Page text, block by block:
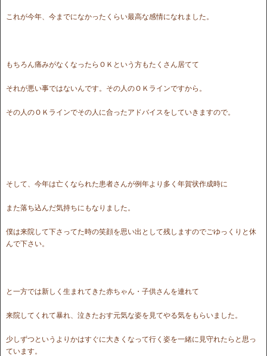
これが今年、今までになかったくらい最高な感情になれました。
もちろん痛みがなくなったらＯＫという方もたくさん居てて
それが悪い事ではないんです。その人のＯＫラインですから。
その人のＯＫラインでその人に合ったアドバイスをしていきますので。
そして、今年は亡くなられた患者さんが例年より多く年賀状作成時に
また落ち込んだ気持ちにもなりました。
僕は来院して下さってた時の笑顔を思い出として残しますのでごゆっくりと休
んで下さい。
と一方では新しく生まれてきた赤ちゃん・子供さんを連れて
来院してくれて暴れ、泣きたおす元気な姿を見てやる気をもらいました。
少しずつというよりかはすぐに大きくなって行く姿を一緒に見守れたらと思っ
ています。